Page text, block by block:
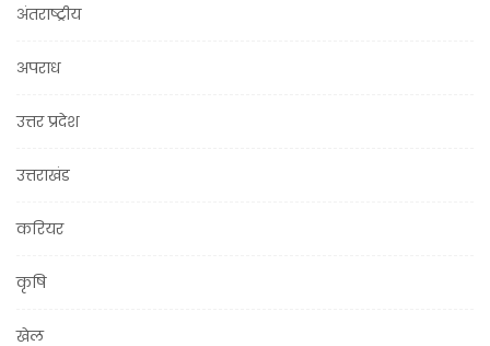
अंतराष्ट्रीय
अपराध
उत्तर प्रदेश
उत्तराखंड
करियर
कृषि
खेल